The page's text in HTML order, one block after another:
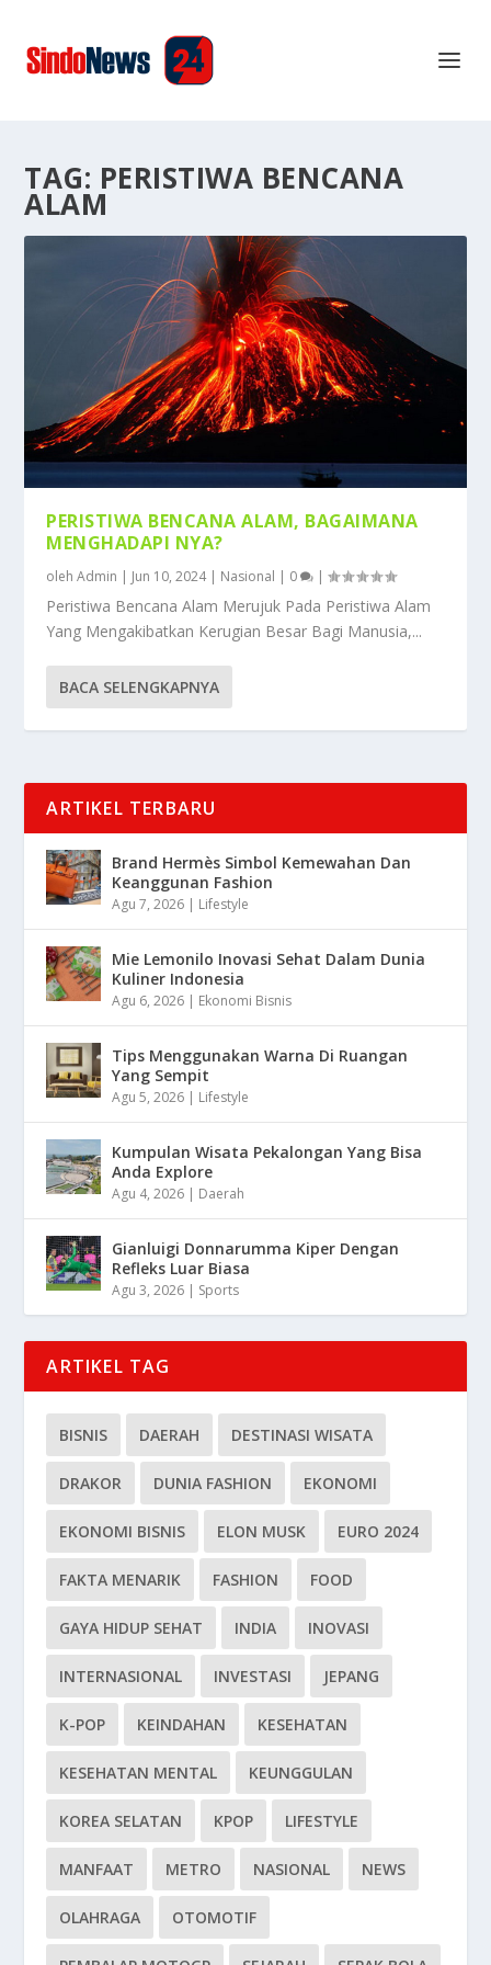
TAG: PERISTIWA BENCANA
ALAM
PERISTIWA BENCANA ALAM, BAGAIMANA
MENGHADAPI NYA?
olehAdmin | Jun 10, 2024| Nasional | 0 |
Peristiwa Bencana Alam Merujuk Pada Peristiwa Alam
Yang Mengakibatkan Kerugian Besar Bagi Manusia,...
BACA SELENGKAPNYA
ARTIKEL TERBARU
Brand Hermès Simbol Kemewahan Dan
Keanggunan Fashion
Agu 7, 2026 | Lifestyle
Mie Lemonilo Inovasi Sehat Dalam Dunia
Kuliner Indonesia
Agu 6, 2026 | Ekonomi Bisnis
Tips Menggunakan Warna Di Ruangan
Yang Sempit
Agu 5, 2026 | Lifestyle
Kumpulan Wisata Pekalongan Yang Bisa
Anda Explore
Agu 4, 2026 | Daerah
Gianluigi Donnarumma Kiper Dengan
Refleks Luar Biasa
Agu 3, 2026 | Sports
ARTIKEL TAG
BISNIS DAERAH DESTINASI WISATA
DRAKOR DUNIA FASHION EKONOMI
EKONOMI BISNIS ELON MUSK EURO 2024
FAKTA MENARIK FASHION FOOD
GAYA HIDUP SEHAT INDIA INOVASI
INTERNASIONAL INVESTASI JEPANG
K-POP KEINDAHAN KESEHATAN
KESEHATAN MENTAL KEUNGGULAN
KOREA SELATAN KPOP LIFESTYLE
MANFAAT METRO NASIONAL NEWS
OLAHRAGA OTOMOTIF